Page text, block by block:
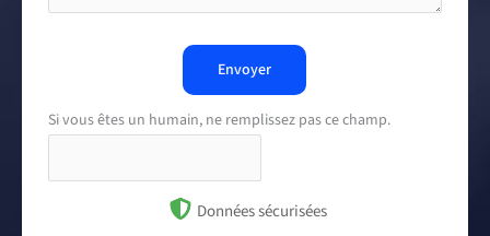
Envoyer
Si vous êtes un humain, ne remplissez pas ce champ.
Données sécurisées